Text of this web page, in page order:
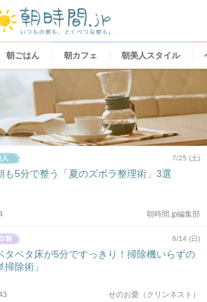
朝ごはん 朝カフェ 朝美人スタイル
7/25 (土)
も5分で整う「夏のズボラ整理術」3選
朝時間.jp編集部
6/14 (日)
タベタ床が5分ですっきり！掃除機いらずの
掃除術」
せのお愛（クリンネスト）